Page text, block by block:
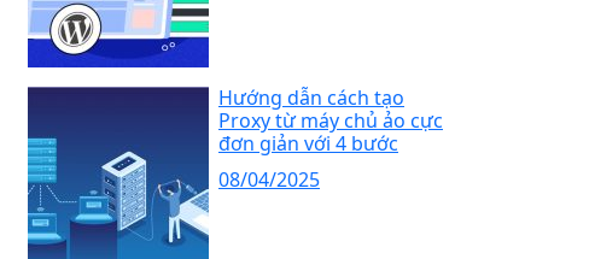
Hướng dẫn cách tạo
Proxy từ máy chủ ảo cực
đơn giản với 4 bước
08/04/2025